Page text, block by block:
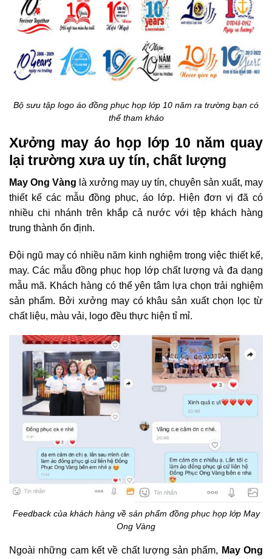
Bộ sưu tập logo áo đồng phục họp lớp 10 năm ra trường bạn có
thể tham khảo
Xưởng may áo họp lớp 10 năm quay
lại trường xưa uy tín, chất lượng
May Ong Vàng là xưởng may uy tín, chuyên sản xuất, may
thiết kế các mẫu đồng phục, áo lớp. Hiện đơn vị đã có
nhiều chi nhánh trên khắp cả nước với tệp khách hàng
trung thành ổn định.
Đội ngũ may có nhiều năm kinh nghiệm trong việc thiết kế,
may. Các mẫu đồng phục họp lớp chất lượng và đa dạng
mẫu mã. Khách hàng có thể yên tâm lựa chọn trải nghiệm
sản phẩm. Bởi xưởng may có khâu sản xuất chọn lọc từ
chất liệu, màu vải, logo đều thực hiện tỉ mỉ.
Feedback của khách hàng về sản phẩm đồng phục họp lớp May
Ong Vàng
Ngoài những cam kết về chất lượng sản phẩm, May Ong